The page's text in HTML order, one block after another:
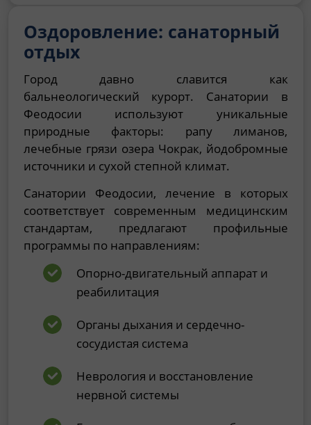
Оздоровление: санаторный
отдых
Город давно славится как
бальнеологический курорт. Санатории в
Феодосии используют уникальные
природные факторы: рапу лиманов,
лечебные грязи озера Чокрак, йодобромные
источники и сухой степной климат.
Санатории Феодосии, лечение в которых
соответствует современным медицинским
стандартам, предлагают профильные
программы по направлениям:
Опорно-двигательный аппарат и
реабилитация
Органы дыхания и сердечно-
сосудистая система
Неврология и восстановление
нервной системы